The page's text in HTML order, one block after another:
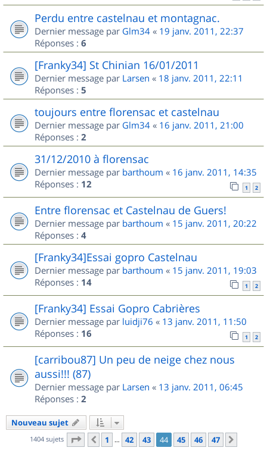
Perdu entre castelnau et montagnac.
Dernier message par Glm34 « 19 janv. 2011, 22:37
Réponses : 6
[Franky34] St Chinian 16/01/2011
Dernier message par Larsen « 18 janv. 2011, 22:11
Réponses : 5
toujours entre florensac et castelnau
Dernier message par Glm34 « 16 janv. 2011, 21:00
Réponses : 2
31/12/2010 à florensac
Dernier message par barthoum « 16 janv. 2011, 14:35
Réponses : 12 1 2
Entre florensac et Castelnau de Guers!
Dernier message par barthoum « 15 janv. 2011, 20:22
Réponses : 4
[Franky34]Essai gopro Castelnau
Dernier message par barthoum « 15 janv. 2011, 19:03
Réponses : 14 1 2
[Franky34] Essai Gopro Cabrières
Dernier message par luidji76 « 13 janv. 2011, 11:50
Réponses : 16 1 2
[carribou87] Un peu de neige chez nous
aussi!!! (87)
Dernier message par Larsen « 13 janv. 2011, 06:45
Réponses : 2
Nouveau sujet
1404 sujets Page 44 sur47
Précédent
1 … 42 43 44 45 46 47